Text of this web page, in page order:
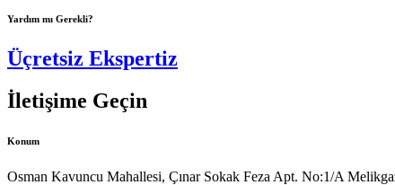
Yardım mı Gerekli?
Üçretsiz Ekspertiz
İletişime Geçin
Konum
Osman Kavuncu Mahallesi, Çınar Sokak Feza Apt. No:1/A